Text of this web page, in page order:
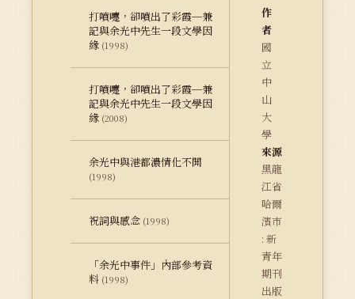
打噴嚏，卻噴出了彩霞─兼
記與余光中先生一段文學因
緣 (1998)
打噴嚏，卻噴出了彩霞─兼
記與余光中先生一段文學因
緣 (2008)
余光中與港都濃情化不開
(1998)
祝詞與感念 (1998)
「余光中事件」內部參考資
料 (1998)
作
者
國
立
中
山
大
學
來源
黑龍
江省
哈爾
濱市
: 新
青年
期刊
出版